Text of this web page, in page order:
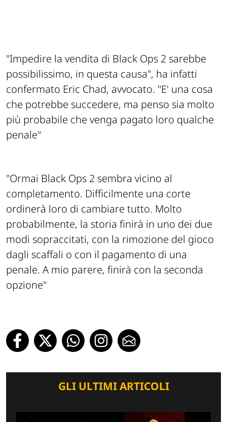
"Impedire la vendita di Black Ops 2 sarebbe
possibilissimo, in questa causa", ha infatti
confermato Eric Chad, avvocato. "E' una cosa
che potrebbe succedere, ma penso sia molto
più probabile che venga pagato loro qualche
penale"
"Ormai Black Ops 2 sembra vicino al
completamento. Difficilmente una corte
ordinerà loro di cambiare tutto. Molto
probabilmente, la storia finirà in uno dei due
modi sopraccitati, con la rimozione del gioco
dagli scaffali o con il pagamento di una
penale. A mio parere, finirà con la seconda
opzione"
GLI ULTIMI ARTICOLI